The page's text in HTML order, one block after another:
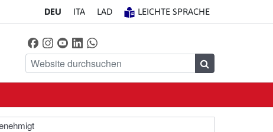
DEU ITA LAD LEICHTE SPRACHE
Finde uns auf
Facebook
Instagram
YouTube
LinkedInWhatsApp
Website durchsuchen